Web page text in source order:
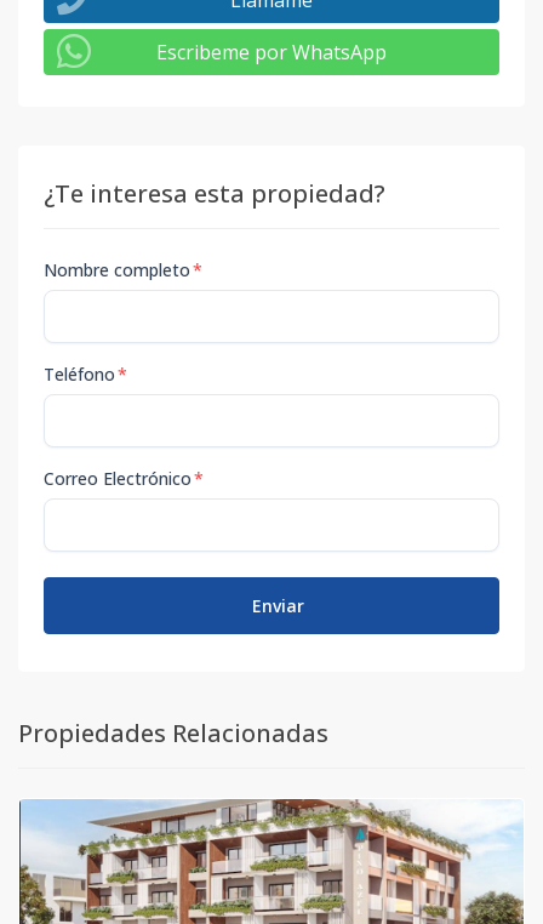
Escribeme por WhatsApp
¿Te interesa esta propiedad?
Nombre completo*
Teléfono*
Correo Electrónico*
Enviar
Propiedades Relacionadas